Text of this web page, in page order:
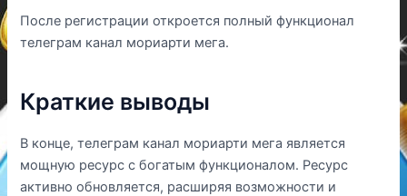
После регистрации откроется полный функционал
телеграм канал мориарти мега.
Краткие выводы
В конце, телеграм канал мориарти мега является
мощную ресурс с богатым функционалом. Ресурс
активно обновляется, расширяя возможности и